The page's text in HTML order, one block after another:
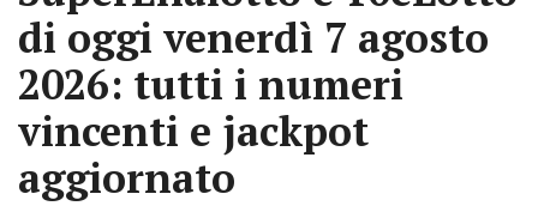
di oggi venerdì 7 agosto
2026: tutti i numeri
vincenti e jackpot
aggiornato